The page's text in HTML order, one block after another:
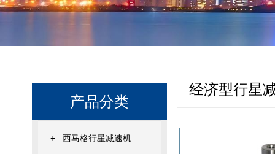
产品分类
+ 西马格行星减速机
经济型行星